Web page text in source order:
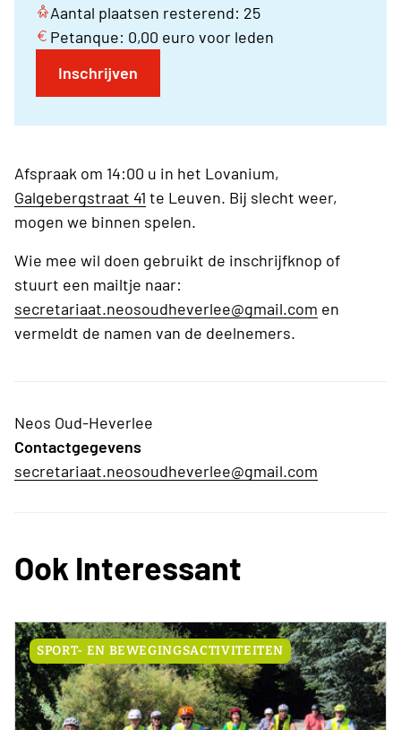
Aantal plaatsen resterend: 25
Petanque: 0,00 euro voor leden
Inschrijven
Afspraak om 14:00 u in het Lovanium,
Galgebergstraat 41 te Leuven. Bij slecht weer,
mogen we binnen spelen.
Wie mee wil doen gebruikt de inschrijfknop of
stuurt een mailtje naar:
secretariaat.neosoudheverlee@gmail.com en
vermeldt de namen van de deelnemers.
Neos Oud-Heverlee
Contactgegevens
secretariaat.neosoudheverlee@gmail.com
Ook Interessant
SPORT- EN BEWEGINGSACTIVITEITEN